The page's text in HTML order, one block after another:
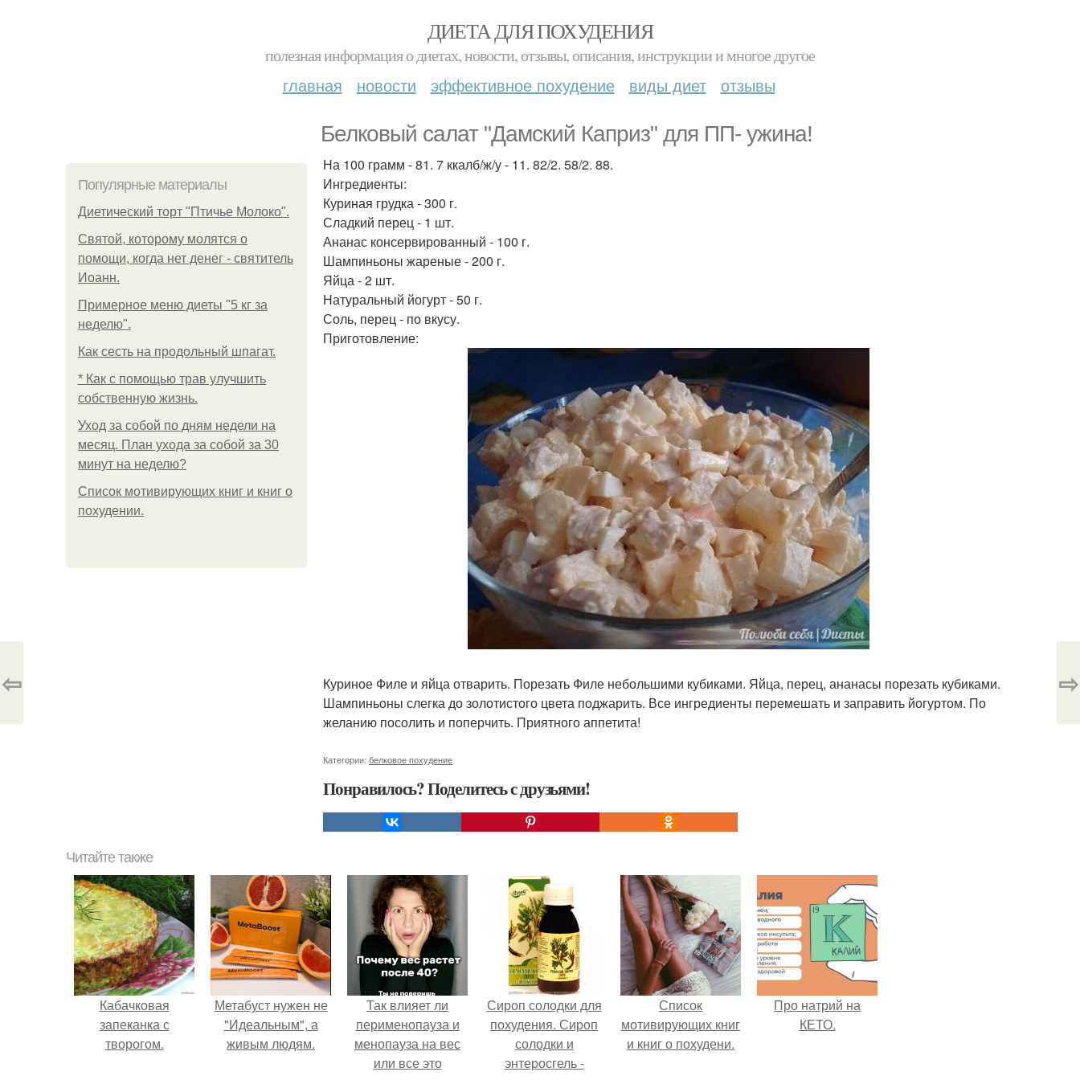
ДИЕТА ДЛЯ ПОХУДЕНИЯ
полезная информация о диетах, новости, отзывы, описания, инструкции и многое другое
главная новости эффективное похудение виды диет отзывы
Белковый салат "Дамский Каприз" для ПП- ужина!
Популярные материалы
Диетический торт "Птичье Молоко".
Святой, которому молятся о
помощи, когда нет денег - святитель
Иоанн.
Примерное меню диеты "5 кг за
неделю".
Как сесть на продольный шпагат.
* Как с помощью трав улучшить
собственную жизнь.
Уход за собой по дням недели на
месяц. План ухода за собой за 30
минут на неделю?
Список мотивирующих книг и книг о
похудении.
На 100 грамм - 81. 7 ккалб/ж/у - 11. 82/2. 58/2. 88.
Ингредиенты:
Куриная грудка - 300 г.
Сладкий перец - 1 шт.
Ананас консервированный - 100 г.
Шампиньоны жареные - 200 г.
Яйца - 2 шт.
Натуральный йогурт - 50 г.
Соль, перец - по вкусу.
Приготовление:
Куриное Филе и яйца отварить. Порезать Филе небольшими кубиками. Яйца, перец, ананасы порезать кубиками.
Шампиньоны слегка до золотистого цвета поджарить. Все ингредиенты перемешать и заправить йогуртом. По
желанию посолить и поперчить. Приятного аппетита!
Категории: белковое похудение
Понравилось? Поделитесь с друзьями!
⇦ ⇨
Читайте также
Кабачковая
запеканка с
творогом.
Метабуст нужен не
"Идеальным", а
живым людям.
Так влияет ли
перименопауза и
менопауза на вес
или все это
Сироп солодки для
похудения. Сироп
солодки и
энтеросгель -
Список
мотивирующих книг
и книг о похудени.
Про натрий на
КЕТО.